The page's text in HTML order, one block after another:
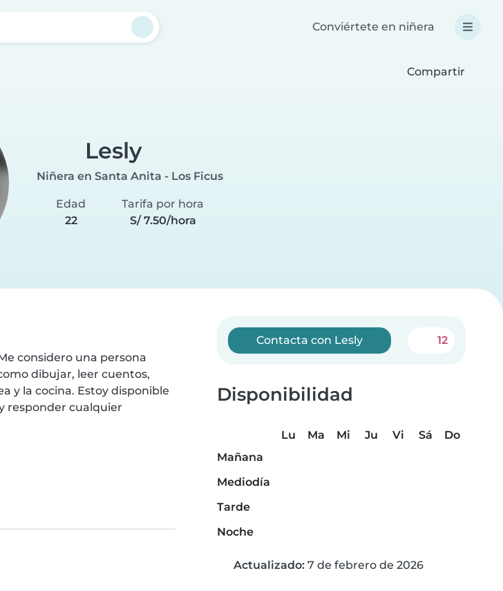
Conviértete en niñera
Compartir
Lesly
Niñera en Santa Anita - Los Ficus
Edad
22
Tarifa por hora
S/ 7.50/hora
considero una persona
dibujar, leer cuentos,
y la cocina. Estoy disponible
responder cualquier
Contacta con Lesly 12
Disponibilidad
Lu Ma Mi Ju Vi Sá
Do
Mañana
Mediodía
Tarde
Noche
Actualizado: 7 de febrero de 2026